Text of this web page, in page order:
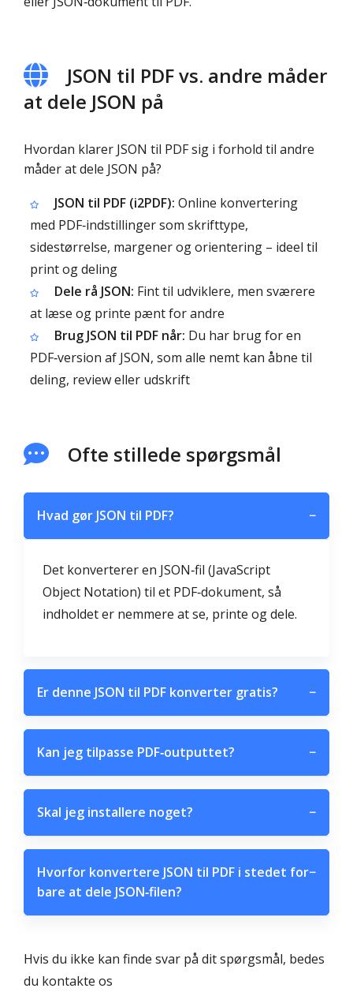
JSON til PDF vs. andre måder
at dele JSON på
Hvordan klarer JSON til PDF sig i forhold til andre
måder at dele JSON på?
JSON til PDF (i2PDF): Online konvertering
med PDF‑indstillinger som skrifttype,
sidestørrelse, margener og orientering – ideel til
print og deling
Dele rå JSON: Fint til udviklere, men sværere
at læse og printe pænt for andre
Brug JSON til PDF når: Du har brug for en
PDF‑version af JSON, som alle nemt kan åbne til
deling, review eller udskrift
Ofte stillede spørgsmål
Hvad gør JSON til PDF? −
Det konverterer en JSON‑fil (JavaScript
Object Notation) til et PDF‑dokument, så
indholdet er nemmere at se, printe og dele.
Er denne JSON til PDF konverter gratis? −
Kan jeg tilpasse PDF‑outputtet? −
Skal jeg installere noget? −
Hvorfor konvertere JSON til PDF i stedet for
bare at dele JSON‑filen?
−
Hvis du ikke kan finde svar på dit spørgsmål, bedes
du kontakte os